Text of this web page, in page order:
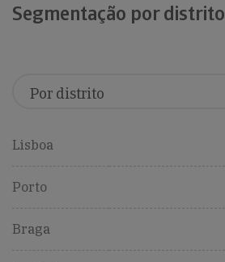
Segmentação por distrito
Lisboa
Porto
Braga